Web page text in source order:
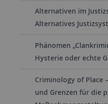
Alternativen im
Alternatives
Phänomen
Hysterie oder echte
Criminology of Place
und Grenzen für die